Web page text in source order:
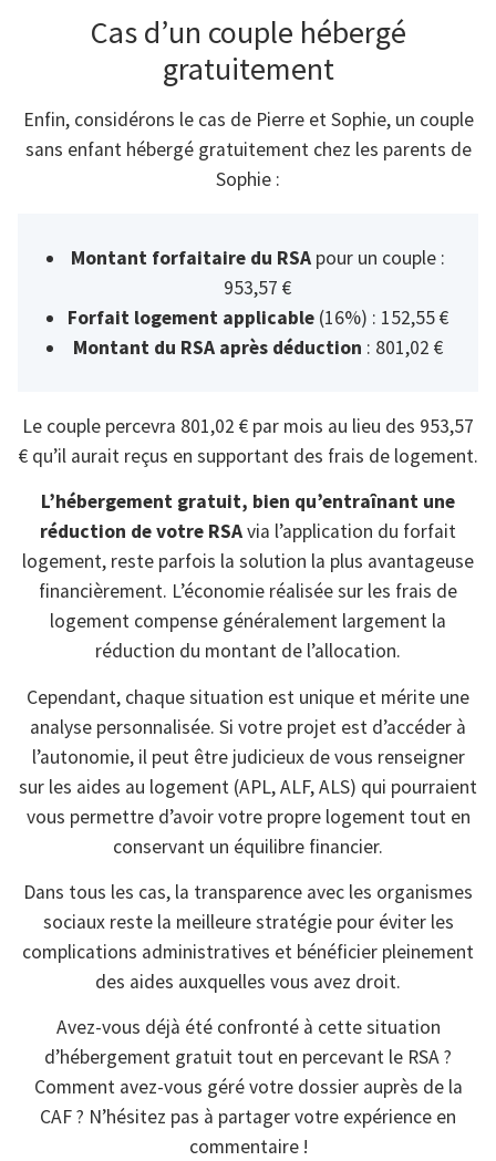
Cas d’un couple hébergé
gratuitement
Enfin, considérons le cas de Pierre et Sophie, un couple
sans enfant hébergé gratuitement chez les parents de
Sophie :
Montant forfaitaire du RSApour un couple :
953,57 €
Forfait logement applicable(16%) : 152,55 €
Montant du RSA après déduction : 801,02 €
Le couple percevra 801,02 € par mois au lieu des 953,57
€ qu’il aurait reçus en supportant des frais de logement.
L’hébergement gratuit, bien qu’entraînant une
réduction de votre RSAvia l’application du forfait
logement, reste parfois la solution la plus avantageuse
financièrement. L’économie réalisée sur les frais de
logement compense généralement largement la
réduction du montant de l’allocation.
Cependant, chaque situation est unique et mérite une
analyse personnalisée. Si votre projet est d’accéder à
l’autonomie, il peut être judicieux de vous renseigner
sur les aides au logement (APL, ALF, ALS) qui pourraient
vous permettre d’avoir votre propre logement tout en
conservant un équilibre financier.
Dans tous les cas, la transparence avec les organismes
sociaux reste la meilleure stratégie pour éviter les
complications administratives et bénéficier pleinement
des aides auxquelles vous avez droit.
Avez-vous déjà été confronté à cette situation
d’hébergement gratuit tout en percevant le RSA ?
Comment avez-vous géré votre dossier auprès de la
CAF ? N’hésitez pas à partager votre expérience en
commentaire !